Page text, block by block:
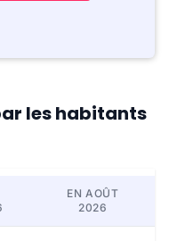
les habitants
EN AOÛT
2026